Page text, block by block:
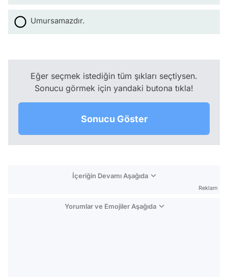
Umursamazdır.
Eğer seçmek istediğin tüm şıkları seçtiysen.
Sonucu görmek için yandaki butona tıkla!
Sonucu Göster
İçeriğin Devamı Aşağıda
Reklam
Yorumlar ve Emojiler Aşağıda